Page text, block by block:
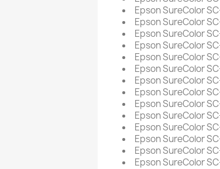
Epson SureColor
Epson SureColor
Epson SureColor
Epson SureColor
Epson SureColor
Epson SureColor
Epson SureColor
Epson SureColor
Epson SureColor
Epson SureColor
Epson SureColor
Epson SureColor
Epson SureColor
Epson SureColor